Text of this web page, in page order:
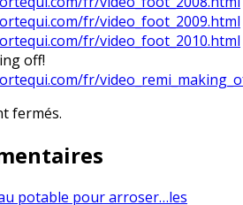
fr/video_foot_2009.html
fr/video_foot_2010.html
off!
fr/
fermés.
potable pour arroser…les